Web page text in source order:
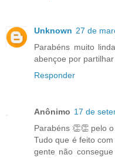
Unknown 27 de
Parabéns muito
abençoe por
Responder
Anônimo 17 de
Parabéns 👏👏 pelo
Tudo que é feito
gente não